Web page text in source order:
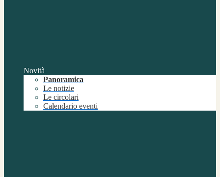
Novità
Panoramica
Le notizie
Le circolari
Calendario eventi